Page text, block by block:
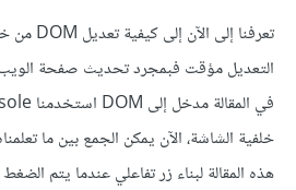
التعديل مؤقت فبمجرد تحديث صفحة
خلفية الشاشة، الآن يمكن الجمع بين ما
هذه المقالة لبناء زر تفاعلي عندما يتم